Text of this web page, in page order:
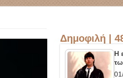
Δημοφιλή |
Η